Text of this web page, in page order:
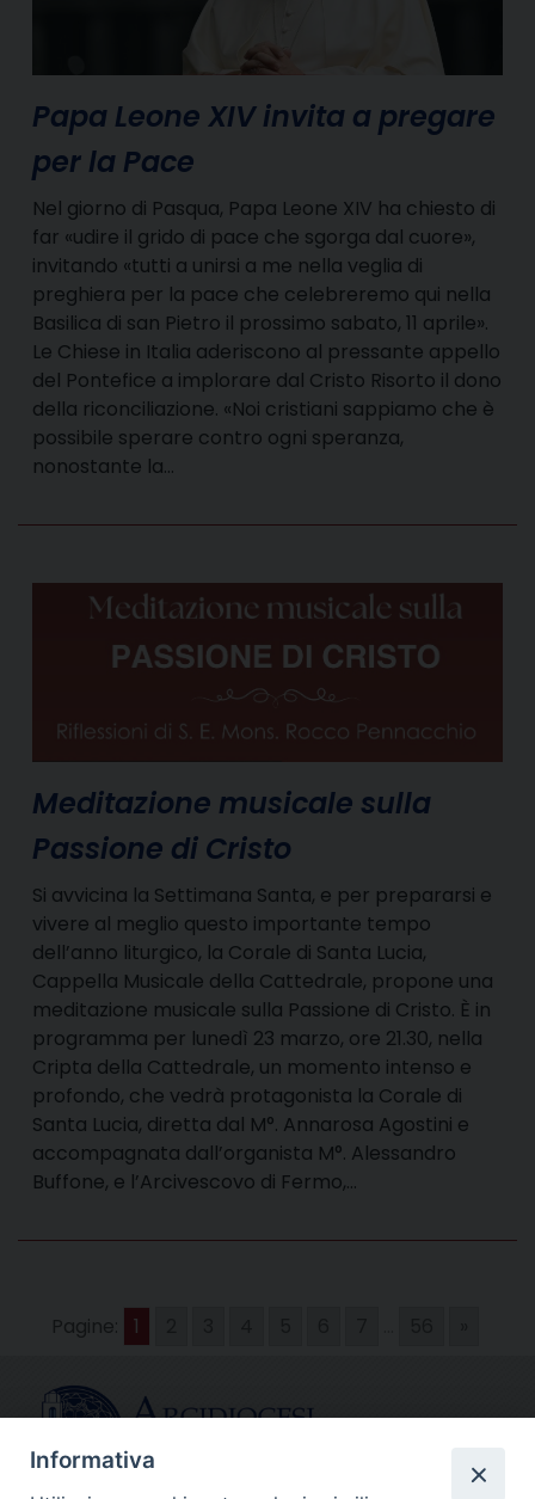
Papa Leone XIV invita a pregare
per la Pace
Nel giorno di Pasqua, Papa Leone XIV ha chiesto di
far «udire il grido di pace che sgorga dal cuore»,
invitando «tutti a unirsi a me nella veglia di
preghiera per la pace che celebreremo qui nella
Basilica di san Pietro il prossimo sabato, 11 aprile».
Le Chiese in Italia aderiscono al pressante appello
del Pontefice a implorare dal Cristo Risorto il dono
della riconciliazione. «Noi cristiani sappiamo che è
possibile sperare contro ogni speranza,
nonostante la…
Meditazione musicale sulla
Passione di Cristo
Si avvicina la Settimana Santa, e per prepararsi e
vivere al meglio questo importante tempo
dell’anno liturgico, la Corale di Santa Lucia,
Cappella Musicale della Cattedrale, propone una
meditazione musicale sulla Passione di Cristo. È in
programma per lunedì 23 marzo, ore 21.30, nella
Cripta della Cattedrale, un momento intenso e
profondo, che vedrà protagonista la Corale di
Santa Lucia, diretta dal M°. Annarosa Agostini e
accompagnata dall’organista M°. Alessandro
Buffone, e l’Arcivescovo di Fermo,…
Pagine: 1
Informativa